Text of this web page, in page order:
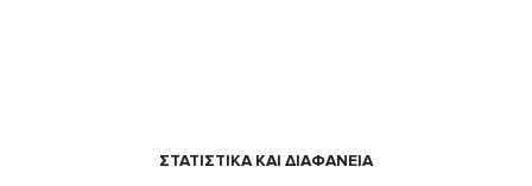
ΣΤΑΤΙΣΤΙΚΑ ΚΑΙ ΔΙΑΦΑΝΕΙΑ